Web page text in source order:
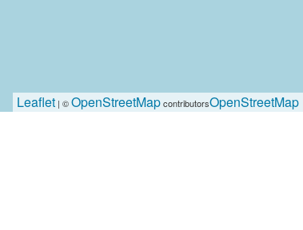
Leaflet | ©OpenStreetMapcontributorsOpenStreetMap